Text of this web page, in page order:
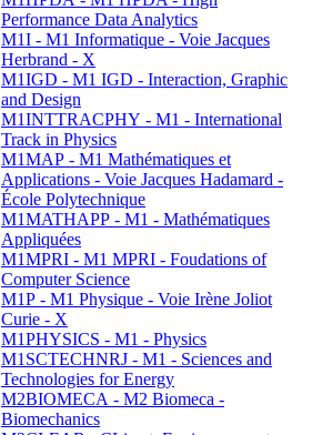
Performance Data Analytics
M1I - M1 Informatique - Voie Jacques
Herbrand - X
M1IGD - M1 IGD - Interaction, Graphic
and Design
M1INTTRACPHY - M1 - International
Track in Physics
M1MAP - M1 Mathématiques et
Applications - Voie Jacques Hadamard -
École Polytechnique
M1MATHAPP - M1 - Mathématiques
Appliquées
M1MPRI - M1 MPRI - Foudations of
Computer Science
M1P - M1 Physique - Voie Irène Joliot
Curie - X
M1PHYSICS - M1 - Physics
M1SCTECHNRJ - M1 - Sciences and
Technologies for Energy
M2BIOMECA - M2 Biomeca -
Biomechanics